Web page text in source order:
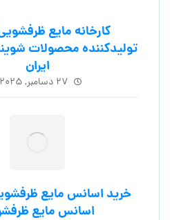
کارخانه مایع
تولیدکننده محصولات
ایران
۲۷ دسامبر, ۲۰۲۵
خرید اسانس مایع
اسانس مایع